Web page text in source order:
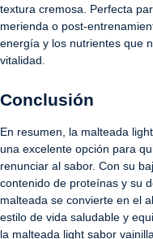
textura cremosa. Perfecta
merienda o post-
energía y los nutrientes que
vitalidad.
Conclusión
En resumen, la malteada
una excelente opción para
renunciar al sabor. Con su
contenido de proteínas y su
malteada se convierte en el
estilo de vida saludable y
la malteada light sabor